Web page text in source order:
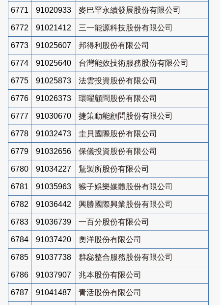
6771 91020933 麥巴罕永續發展股份有限公司
6772 91021412 三一能源科技股份有限公司
6773 91025607 邦得利股份有限公司
6774 91025640 台灣能效技術服務股份有限公司
6775 91025873 法雲投資股份有限公司
6776 91026373 環曜顧問股份有限公司
6777 91030670 捷策動能顧問股份有限公司
6778 91032473 圭貝國際股份有限公司
6779 91032656 保儀投資股份有限公司
6780 91034227 鵟製所股份有限公司
6781 91035963 猴子娛樂媒體股份有限公司
6782 91036442 興勝國際興業股份有限公司
6783 91036739 一百分股份有限公司
6784 91037420 奧洋股份有限公司
6785 91037738 群惢整合服務股份有限公司
6786 91037907 兆本股份有限公司
6787 91041487 青活股份有限公司